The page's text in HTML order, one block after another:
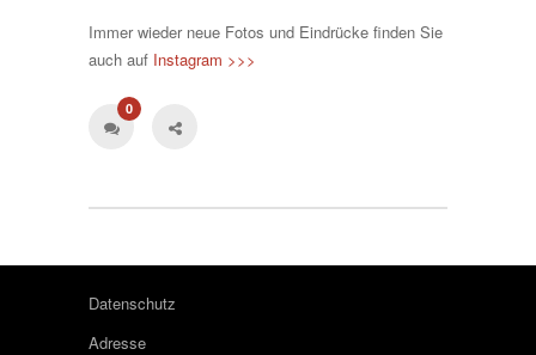
Immer wieder neue Fotos und Eindrücke finden Sie
auch auf Instagram >>>
0
Datenschutz
Adresse